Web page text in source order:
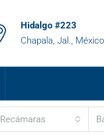
Hidalgo #223
Chapala, Jal., México
Recámaras